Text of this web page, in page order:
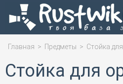
Главная > Предметы > Стойка
Стойка для